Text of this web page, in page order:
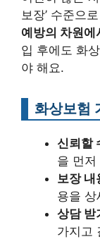
보장’ 수준으
예방의 차원에
입 후에도 화
야 해요.
화상보험
신뢰할
을 먼저
보장 내
용을 상
상담 받
가지고